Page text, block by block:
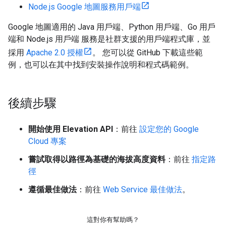
Node.js Google 地圖服務用戶端
Google 地圖適用的 Java 用戶端、Python 用戶端、Go 用戶
端和 Node.js 用戶端 服務是社群支援的用戶端程式庫，並
採用 Apache 2.0 授權
。 您可以從 GitHub 下載這些範
例，也可以在其中找到安裝操作說明和程式碼範例。
後續步驟
開始使用 Elevation API ：前往 設定您的 Google
Cloud 專案
嘗試取得以路徑為基礎的海拔高度資料：前往 指定路
徑
遵循最佳做法：前往 Web Service 最佳做法。
這對你有幫助嗎？